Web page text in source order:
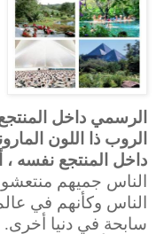
الرسمي داخل
الروب ذا اللون
داخل المنتجع نفسه
الناس جميهم
الناس وكأنهم في
سابحة في دنيا